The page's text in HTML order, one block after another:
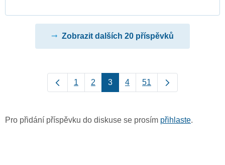
Zobrazit dalších 20 příspěvků
1 2 3 4 51
Pro přidání příspěvku do diskuse se prosím přihlaste.